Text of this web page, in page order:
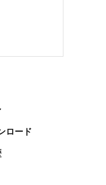
ロード